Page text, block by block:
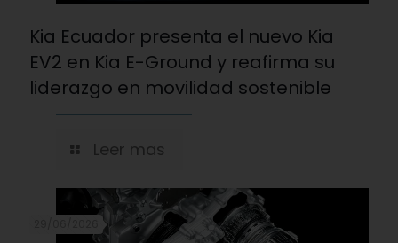
Kia Ecuador presenta el nuevo Kia
EV2 en Kia E-Ground y reafirma su
liderazgo en movilidad sostenible
Leer mas